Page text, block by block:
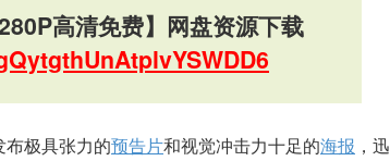
高清免费】网盘资源下载
极具张力的预告片和视觉冲击力十足的海报 ，迅